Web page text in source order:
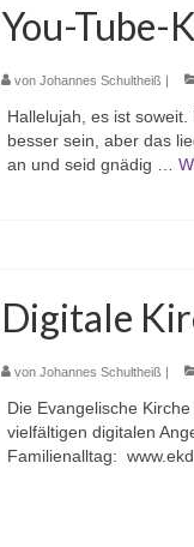
You-Tube-
vonJohannes Schultheiß |
Hallelujah, es ist
besser sein, aber das
an und seid gnädig …
Digitale
vonJohannes Schultheiß |
Die Evangelische
vielfältigen digitalen
Familienalltag: